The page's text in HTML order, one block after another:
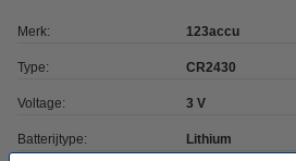
Merk: 123accu
Type: CR2430
Voltage: 3 V
Batterijtype: Lithium